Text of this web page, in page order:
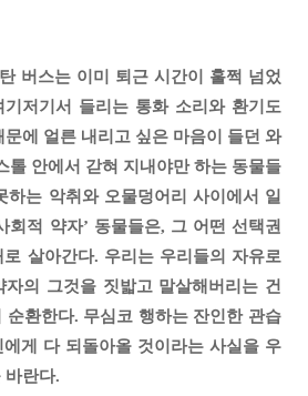
버스는 이미 퇴근 시간이 훌쩍 넘었
기저기서 들리는 통화 소리와 환기도
에 얼른 내리고 싶은 마음이 들던 와
톨 안에서 갇혀 지내야만 하는 동물들
하는 악취와 오물덩어리 사이에서 일
회적 약자’ 동물들은, 그 어떤 선택권
살아간다. 우리는 우리들의 자유로
의 그것을 짓밟고 말살해버리는 건
순환한다. 무심코 행하는 잔인한 관습
게 다 되돌아올 것이라는 사실을 우
바란다.